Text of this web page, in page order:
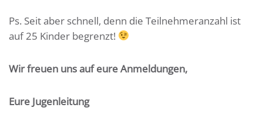
Ps. Seit aber schnell, denn die Teilnehmeranzahl ist
auf 25 Kinder begrenzt!
Wir freuen uns auf eure Anmeldungen,
Eure Jugenleitung